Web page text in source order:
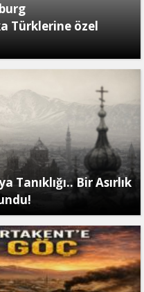
Türklerine özel
Tanıklığı.. Bir Asırlık